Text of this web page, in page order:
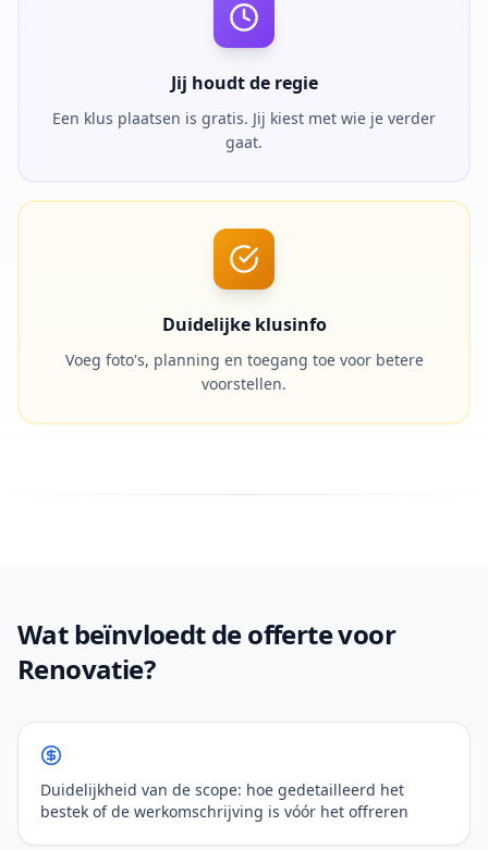
Jij houdt de regie
Een klus plaatsen is gratis. Jij kiest met wie je verder
gaat.
Duidelijke klusinfo
Voeg foto's, planning en toegang toe voor betere
voorstellen.
Wat beïnvloedt de offerte voor
Renovatie?
Duidelijkheid van de scope: hoe gedetailleerd het
bestek of de werkomschrijving is vóór het offreren